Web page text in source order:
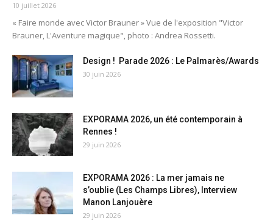
10 juillet 2026
« Faire monde avec Victor Brauner » Vue de l'exposition "Victor
Brauner, L'Aventure magique", photo : Andrea Rossetti.
Design ! Parade 2026 : Le Palmarès/Awards
30 juin 2026
EXPORAMA 2026, un été contemporain à
Rennes !
29 juin 2026
EXPORAMA 2026 : La mer jamais ne
s’oublie (Les Champs Libres), Interview
Manon Lanjouère
29 juin 2026